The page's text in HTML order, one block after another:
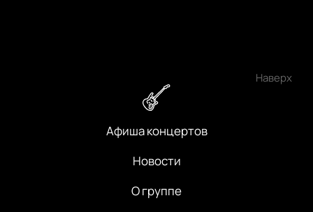
Наверх
Афиша концертов
Новости
О группе